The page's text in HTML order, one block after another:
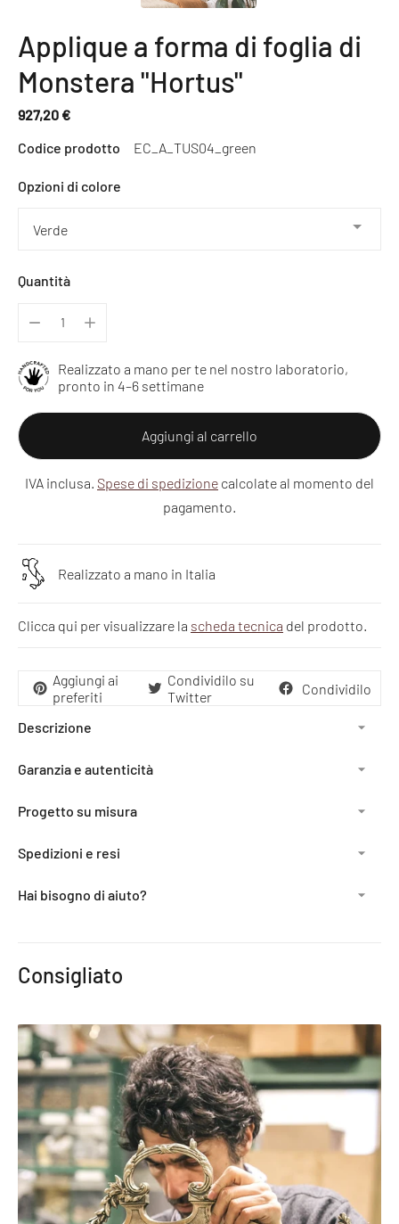
Applique a forma di foglia di
Monstera "Hortus"
927,20 €
Prezzo
normale
Codice prodotto EC_A_TUS04_green
Opzioni di colore
Quantità
Realizzato a mano per te nel nostro laboratorio,
pronto in 4–6 settimane
Aggiungi al carrello
IVA inclusa. Spese di spedizione calcolate al momento del
pagamento.
Realizzato a mano in Italia
Clicca qui per visualizzare la scheda tecnica del prodotto.
Aggiungi ai
preferiti
Condividilo su
Twitter
Condividilo
Descrizione
Garanzia e autenticità
Progetto su misura
Spedizioni e resi
Hai bisogno di aiuto?
prodotto
Consigliato